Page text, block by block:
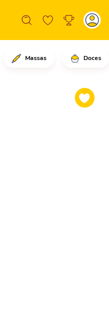
Massas Doces
a carne